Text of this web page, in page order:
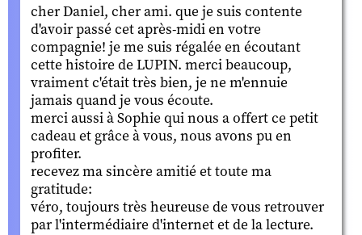
cher Daniel, cher ami. que je suis contente
d'avoir passé cet après-midi en votre
compagnie! je me suis régalée en écoutant
cette histoire de LUPIN. merci beaucoup,
vraiment c'était très bien, je ne m'ennuie
jamais quand je vous écoute.
merci aussi à Sophie qui nous a offert ce petit
cadeau et grâce à vous, nous avons pu en
profiter.
recevez ma sincère amitié et toute ma
gratitude:
véro, toujours très heureuse de vous retrouver
par l'intermédiaire d'internet et de la lecture.